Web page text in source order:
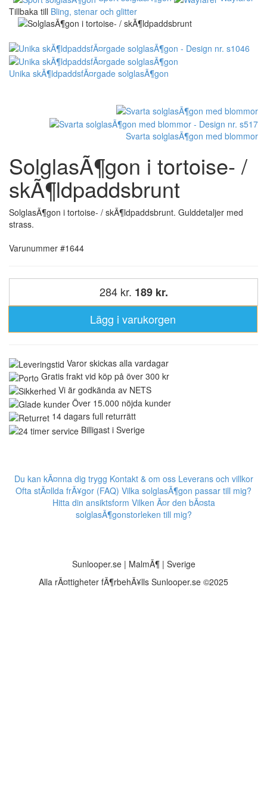
Tillbaka till Bling, stenar och glitter
Unika skÃ¶ldpaddsfÃ¤rgade solglasÃ¶gon
Svarta solglasÃ¶gon med blommor
SolglasÃ¶gon i tortoise- /
skÃ¶ldpaddsbrunt
SolglasÃ¶gon i tortoise- / skÃ¶ldpaddsbrunt. Gulddetaljer med
strass.
Varunummer #1644
284 kr. 189 kr.
Lägg i varukorgen
Varor skickas alla vardagar
Gratis frakt vid köp på över 300 kr
Vi är godkända av NETS
Över 15.000 nöjda kunder
14 dagars full returrätt
Billigast i Sverige
Du kan kÃ¤nna dig trygg Kontakt & om oss Leverans och villkor
Ofta stÃ¤llda frÃ¥gor (FAQ) Vilka solglasÃ¶gon passar till mig?
Hitta din ansiktsform Vilken Ã¤r den bÃ¤sta
solglasÃ¶gonstorleken till mig?
Sunlooper.se | MalmÃ¶ | Sverige
Alla rÃ¤ttigheter fÃ¶rbehÃ¥lls Sunlooper.se ©2025